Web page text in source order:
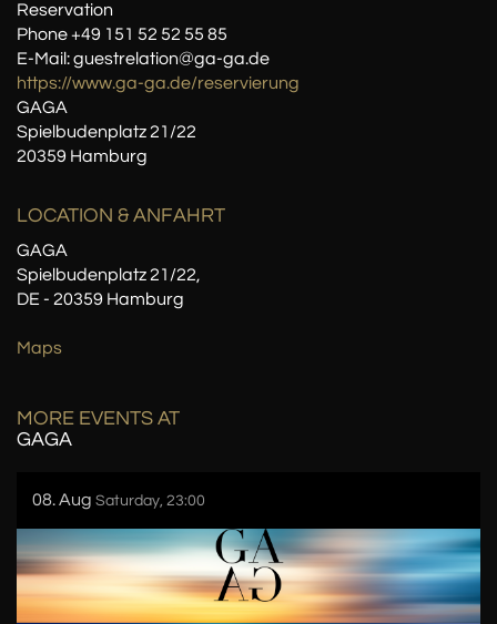
Reservation
Phone +49 151 52 52 55 85
E-Mail: guestrelation@ga-ga.de
https://www.ga-ga.de/reservierung
GAGA
Spielbudenplatz 21/22
20359 Hamburg
LOCATION & ANFAHRT
GAGA
Spielbudenplatz 21/22,
DE - 20359 Hamburg
Maps
MORE EVENTS AT
GAGA
08. Aug Saturday, 23:00